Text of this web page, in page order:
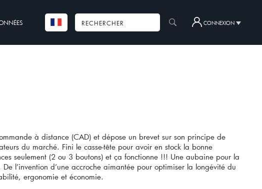
CONNEXION
à distance (CAD) et dépose un brevet sur son principe de
du marché. Fini le casse-tête pour avoir en stock la bonne
seulement (2 ou 3 boutons) et ça fonctionne !!! Une aubaine pour la
l’invention d’une accroche aimantée pour optimiser la longévité du
ergonomie et économie.